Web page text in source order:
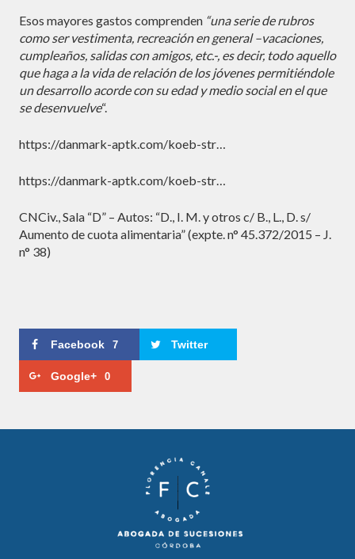
Esos mayores gastos comprenden “una serie de rubros
como ser vestimenta, recreación en general –vacaciones,
cumpleaños, salidas con amigos, etc.-, es decir, todo aquello
que haga a la vida de relación de los jóvenes permitiéndole
un desarrollo acorde con su edad y medio social en el que
se desenvuelve“.
https://danmark-aptk.com/koeb-str…
https://danmark-aptk.com/koeb-str…
CNCiv., Sala “D” – Autos: “D., I. M. y otros c/ B., L., D. s/
Aumento de cuota alimentaria” (expte. n° 45.372/2015 – J.
n° 38)
Facebook 7 Twitter
Google+ 0